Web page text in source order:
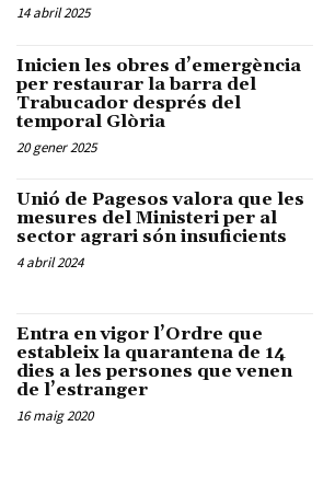
14 abril 2025
Inicien les obres d’emergència
per restaurar la barra del
Trabucador després del
temporal Glòria
20 gener 2025
Unió de Pagesos valora que les
mesures del Ministeri per al
sector agrari són insuficients
4 abril 2024
Entra en vigor l’Ordre que
estableix la quarantena de 14
dies a les persones que venen
de l’estranger
16 maig 2020